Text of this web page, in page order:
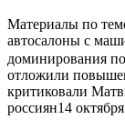
Материалы по
автосалоны с
доминирования
отложили
критиковали
россиян14